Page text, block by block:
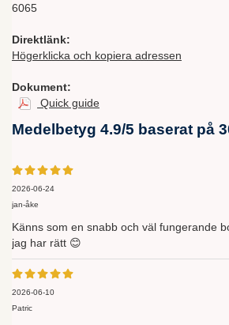
6065
Direktlänk:
Högerklicka och kopiera adressen
Dokument:
Quick guide
Medelbetyg 4.9/5 baserat på
2026-06-24
jan-åke
Känns som en snabb och väl fungerande
jag har rätt 😊
2026-06-10
Patric